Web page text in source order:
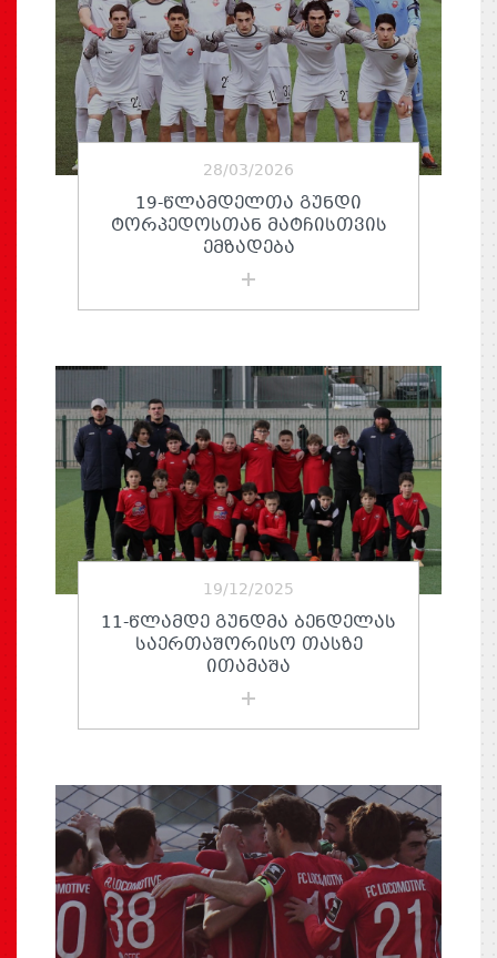
28/03/2026
19-ᲬᲚᲐᲛᲓᲔᲚᲗᲐ ᲒᲣᲜᲓᲘ
ᲢᲝᲠᲞᲔᲓᲝᲡᲗᲐᲜ ᲛᲐᲢᲩᲘᲡᲗᲕᲘᲡ
ᲔᲛᲖᲐᲓᲔᲑᲐ
19/12/2025
11-ᲬᲚᲐᲛᲓᲔ ᲒᲣᲜᲓᲛᲐ ᲑᲔᲜᲓᲔᲚᲐᲡ
ᲡᲐᲔᲠᲗᲐᲨᲝᲠᲘᲡᲝ ᲗᲐᲡᲖᲔ
ᲘᲗᲐᲛᲐᲨᲐ